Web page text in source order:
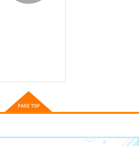
サンプル サンプル
compass
牛乳石鹸
サンプル